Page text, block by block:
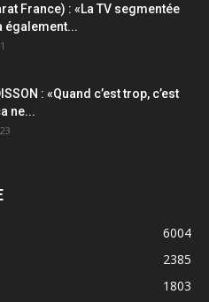
France) : «La TV segmentée
également...
: «Quand c’est trop, c’est
ne...
6004
2385
1803